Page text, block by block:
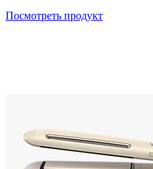
Посмотреть продукт